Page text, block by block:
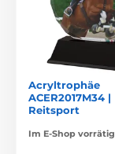
Acryltrophäe
ACER2017M34 |
Reitsport
Im E-Shop vorrätig